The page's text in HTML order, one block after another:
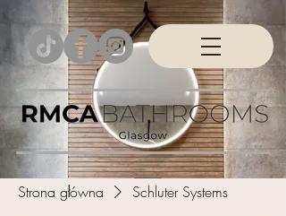
Strona główna Schluter Systems